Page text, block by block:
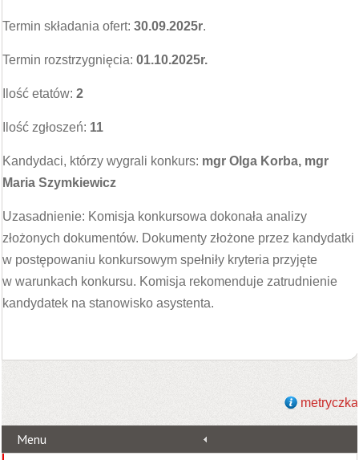
Termin składania ofert: 30.09.2025r.
Termin rozstrzygnięcia: 01.10.2025r.
Ilość etatów: 2
Ilość zgłoszeń: 11
Kandydaci, którzy wygrali konkurs: mgr Olga Korba, mgr
Maria Szymkiewicz
Uzasadnienie: Komisja konkursowa dokonała analizy
złożonych dokumentów. Dokumenty złożone przez kandydatki
w postępowaniu konkursowym spełniły kryteria przyjęte
w warunkach konkursu. Komisja rekomenduje zatrudnienie
kandydatek na stanowisko asystenta.
metryczka
Menu